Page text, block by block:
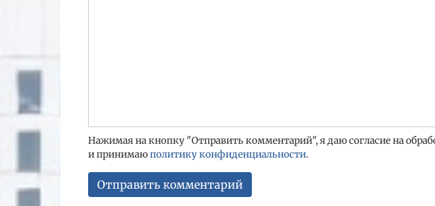
Нажимая на кнопку "Отправить комментарий", я даю согласие на
и принимаюполитику конфиденциальности.